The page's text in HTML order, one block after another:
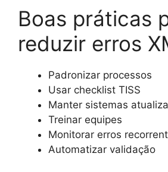
Boas práticas
reduzir erros
Padronizar processos
Usar checklist TISS
Manter sistemas
Treinar equipes
Monitorar erros
Automatizar validação